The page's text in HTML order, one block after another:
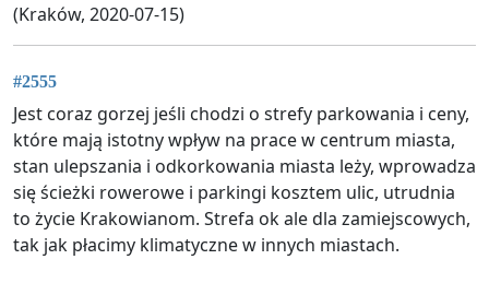
(Kraków, 2020-07-15)
#2555
Jest coraz gorzej jeśli chodzi o strefy parkowania i ceny,
które mają istotny wpływ na prace w centrum miasta,
stan ulepszania i odkorkowania miasta leży, wprowadza
się ścieżki rowerowe i parkingi kosztem ulic, utrudnia
to życie Krakowianom. Strefa ok ale dla zamiejscowych,
tak jak płacimy klimatyczne w innych miastach.